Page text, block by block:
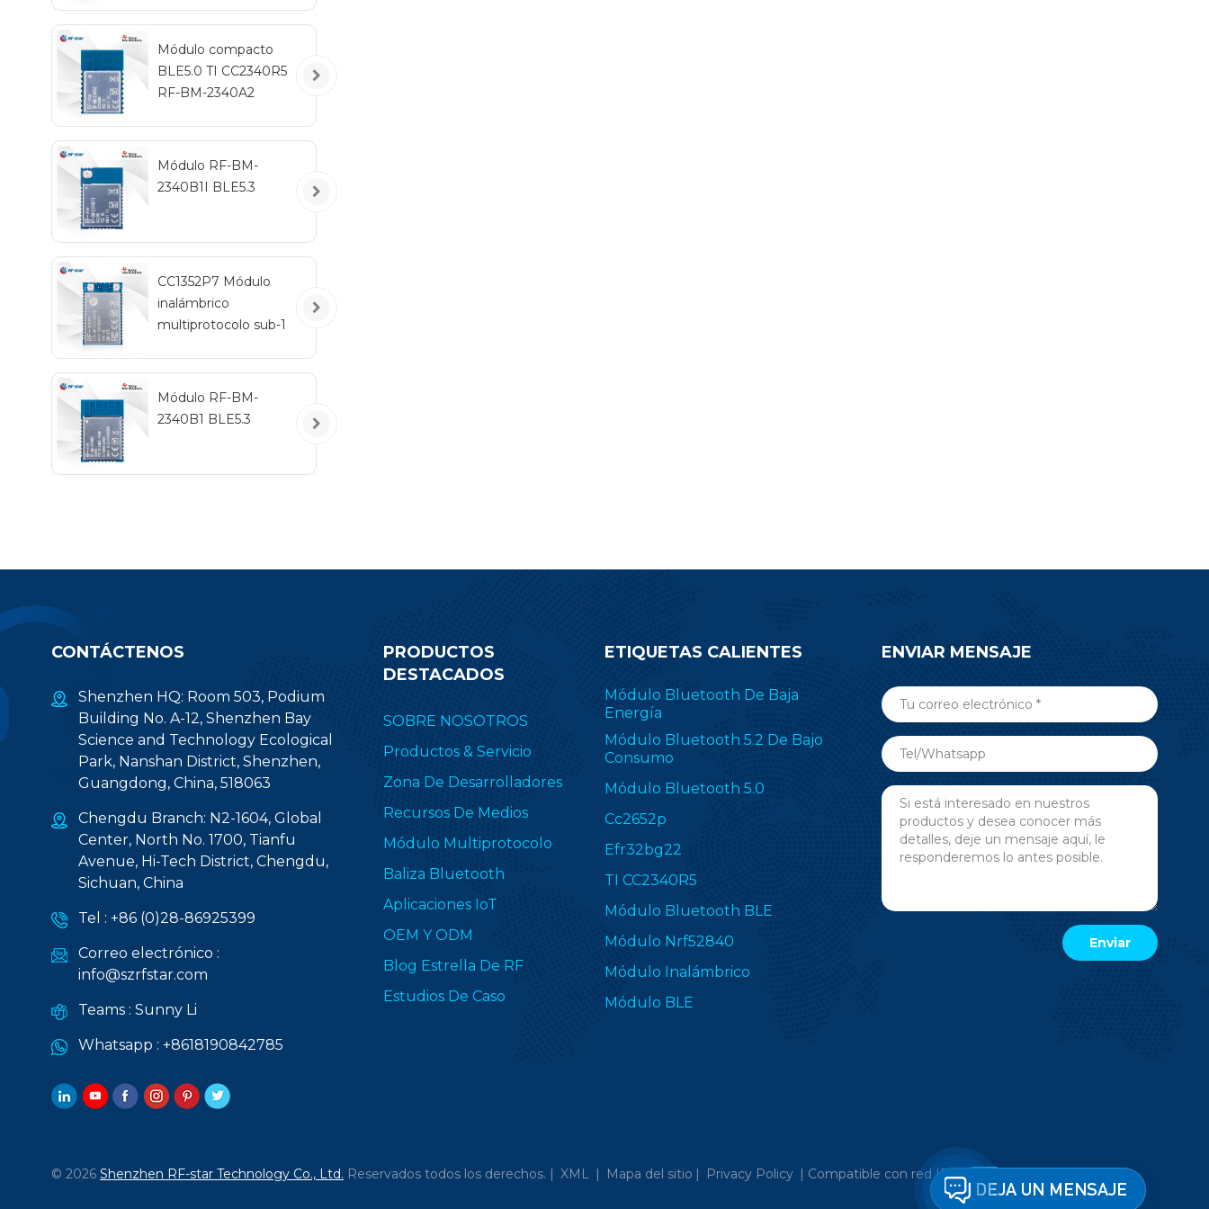
Módulo compacto
BLE5.0 TI CC2340R5
RF-BM-2340A2
Módulo RF-BM-
2340B1I BLE5.3
CC1352P7 Módulo
inalámbrico
multiprotocolo sub-1
Módulo RF-BM-
2340B1 BLE5.3
CONTÁCTENOS
Shenzhen HQ: Room 503, Podium
Building No. A-12, Shenzhen Bay
Science and Technology Ecological
Park, Nanshan District, Shenzhen,
Guangdong, China, 518063
Chengdu Branch: N2-1604, Global
Center, North No. 1700, Tianfu
Avenue, Hi-Tech District, Chengdu,
Sichuan, China
Tel : +86 (0)28-86925399
Correo electrónico :
info@szrfstar.com
Teams : Sunny Li
Whatsapp : +8618190842785
PRODUCTOS
DESTACADOS
SOBRE NOSOTROS
Productos & Servicio
Zona De Desarrolladores
Recursos De Medios
Módulo Multiprotocolo
Baliza Bluetooth
Aplicaciones IoT
OEM Y ODM
Blog Estrella De RF
Estudios De Caso
ETIQUETAS CALIENTES
Módulo Bluetooth De Baja
Energía
Módulo Bluetooth 5.2 De Bajo
Consumo
Módulo Bluetooth 5.0
Cc2652p
Efr32bg22
TI CC2340R5
Módulo Bluetooth BLE
Módulo Nrf52840
Módulo Inalámbrico
Módulo BLE
ENVIAR MENSAJE
© 2026 Shenzhen RF-star Technology Co., Ltd. Reservados todos los derechos. | XML | Mapa del sitio | Privacy Policy | Compatible con red IPv6
DEJA UN MENSAJE